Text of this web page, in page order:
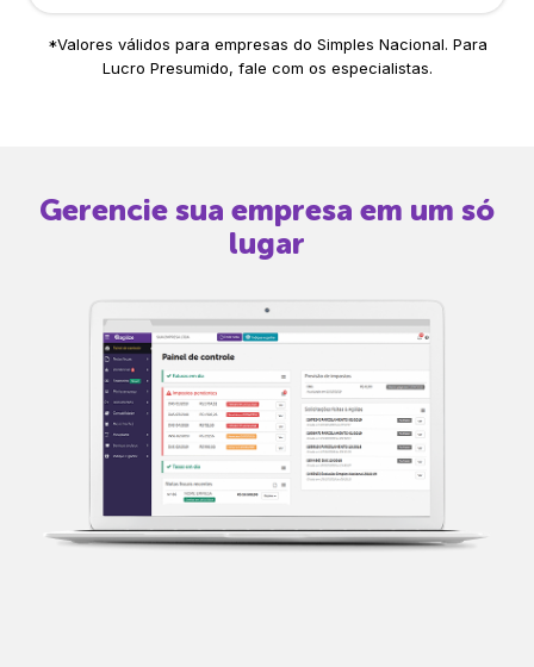
*Valores válidos para empresas do Simples Nacional. Para
Lucro Presumido, fale com os especialistas.
Gerencie sua empresa em um só
lugar